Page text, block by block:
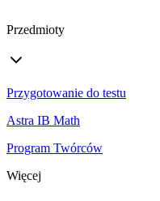
Przedmioty
Przygotowanie do testu
Astra IB Math
Program Twórców
Więcej